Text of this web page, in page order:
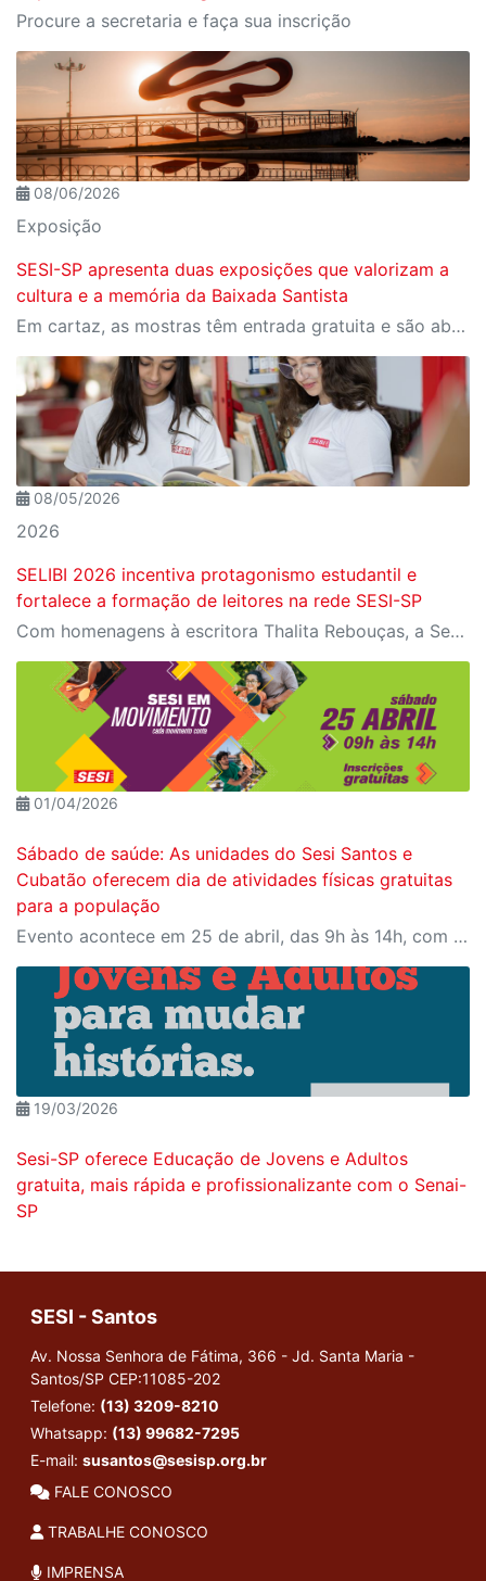
Procure a secretaria e faça sua inscrição
08/06/2026
Exposição
SESI-SP apresenta duas exposições que valorizam a
cultura e a memória da Baixada Santista
Em cartaz, as mostras têm entrada gratuita e são abertas à visitação
08/05/2026
2026
SELIBI 2026 incentiva protagonismo estudantil e
fortalece a formação de leitores na rede SESI-SP
Com homenagens à escritora Thalita Rebouças, a Semana do Livro e da Biblioteca promove criatividade, produção autoral e diferentes formas de expressão entre estudantes da Educação Infantil à EJA
01/04/2026
Sábado de saúde: As unidades do Sesi Santos e
Cubatão oferecem dia de atividades físicas gratuitas
para a população
Evento acontece em 25 de abril, das 9h às 14h, com programação para todas as idades Cubatão
19/03/2026
Sesi-SP oferece Educação de Jovens e Adultos
gratuita, mais rápida e profissionalizante com o Senai-
SP
SESI - Santos
Av. Nossa Senhora de Fátima, 366 - Jd. Santa Maria -
Santos/SP CEP:11085-202
Telefone: (13) 3209-8210
Whatsapp: (13) 99682-7295
E-mail: susantos@sesisp.org.br
FALE CONOSCO
TRABALHE CONOSCO
IMPRENSA